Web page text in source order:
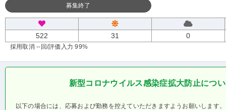
募集終了
522 31 0
採用取消 --回/評価入力 99%
新型コロナウイルス感染症拡大防止につ
以下の場合には、応募および勤務を控えていただきますようお願いします。